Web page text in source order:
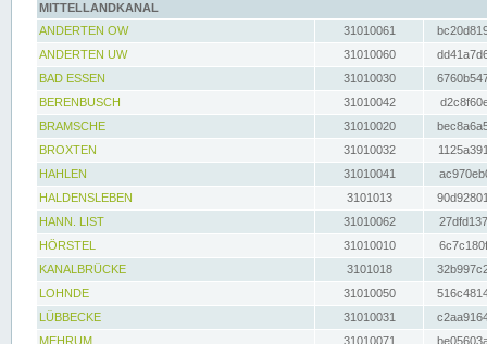
MITTELLANDKANAL
ANDERTEN OW
31010061
ANDERTEN UW
31010060
BAD ESSEN
31010030
BERENBUSCH
31010042
BRAMSCHE
31010020
BROXTEN
31010032
HAHLEN
31010041
HALDENSLEBEN
3101013
HANN. LIST
31010062
HÖRSTEL
31010010
KANALBRÜCKE
3101018
LOHNDE
31010050
LÜBBECKE
31010031
MEHRUM
31010071